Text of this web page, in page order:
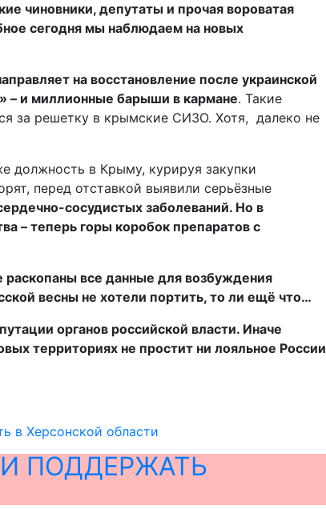
чиновники, депутаты и прочая вороватая
сегодня мы наблюдаем на новых
на восстановление после украинской
– и миллионные барыши в кармане. Такие
за решетку в крымские СИЗО. Хотя, далеко не
должность в Крыму, курируя закупки
перед отставкой выявили серьёзные
сосудистых заболеваний. Но в
– теперь горы коробок препаратов с
все данные для возбуждения
весны не хотели портить, то ли ещё что…
органов российской власти. Иначе
территориях не простит ни лояльное России
в Херсонской области
ПОДДЕРЖАТЬ